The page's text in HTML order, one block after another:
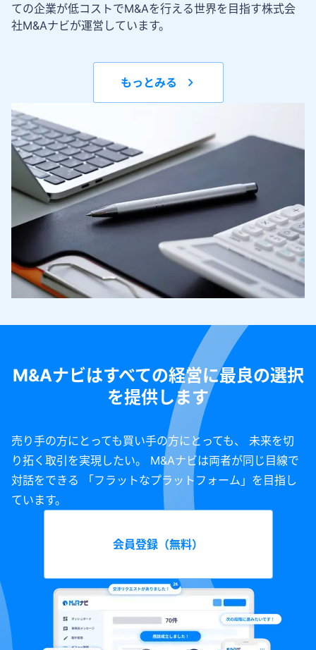
ての企業が低コストでM&Aを行える世界を目指す株式会
社M&Aナビが運営しています。
もっとみる
M&Aナビはすべての経営に最良の選択
を提供します
売り手の方にとっても買い手の方にとっても、 未来を切
り拓く取引を実現したい。 M&Aナビは両者が同じ目線で
対話をできる 「フラットなプラットフォーム」を目指し
ています。
会員登録（無料）